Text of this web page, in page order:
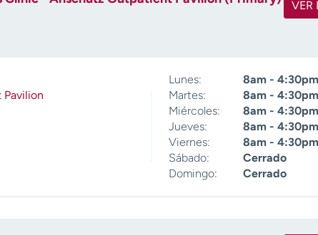
VER
Lunes:
8am - 4:30pm
Martes:
8am - 4:30pm
Miércoles:
8am - 4:30pm
Jueves:
8am - 4:30pm
Viernes:
8am - 4:30pm
Sábado:
Cerrado
Domingo:
Cerrado